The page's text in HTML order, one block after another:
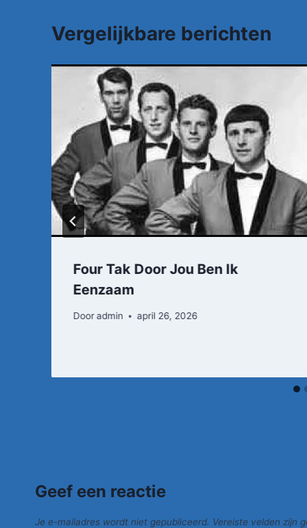
Vergelijkbare berichten
Four Tak Door Jou Ben Ik
Eenzaam
Dooradmin april 26, 2026
Geef een reactie
Je e-mailadres wordt niet gepubliceerd. Vereiste velden zijn